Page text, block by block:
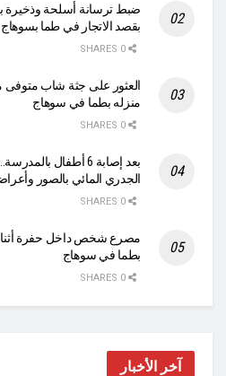
ضبط ترسانة أسلحة وذخيرة
بقصد الاتجار في طما بسوهاج
العثور على جثة شاب متوفى
منزله بطما في سوهاج
بعد إصابة 6 أطفال
الجدري المائي بالصور
مصرع شخص داخل حفرة أثناء
بطما في سوهاج
آخر الأخبار